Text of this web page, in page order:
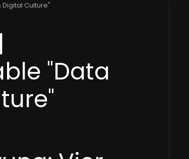
Culture"
"Data